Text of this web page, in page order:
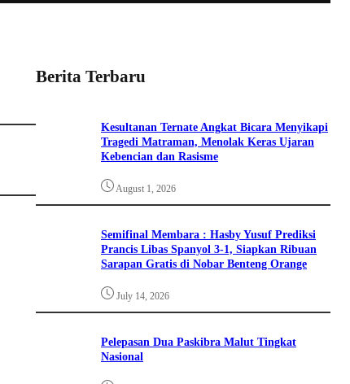
Berita Terbaru
Kesultanan Ternate Angkat Bicara Menyikapi
Tragedi Matraman, Menolak Keras Ujaran
Kebencian dan Rasisme
August 1, 2026
Semifinal Membara : Hasby Yusuf Prediksi
Prancis Libas Spanyol 3-1, Siapkan Ribuan
Sarapan Gratis di Nobar Benteng Orange
July 14, 2026
Pelepasan Dua Paskibra Malut Tingkat
Nasional